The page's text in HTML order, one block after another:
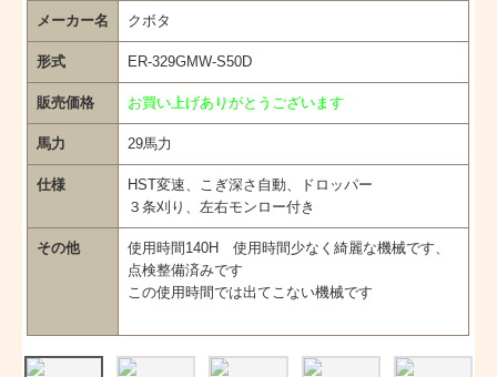
田植機
コンバイン・バインダー
耕運機・テーラー
その他の中古機器
旧型お買い得品
Newミニ耕運機
メーカー名 クボタ
形式 ER-329GMW-S50D
販売価格 お買い上げありがとうございます
馬力 29馬力
仕様
HST変速、こぎ深さ自動、ドロッパー
３条刈り、左右モンロー付き
その他
使用時間140H 使用時間少なく綺麗な機械です、
点検整備済みです
この使用時間では出てこない機械です